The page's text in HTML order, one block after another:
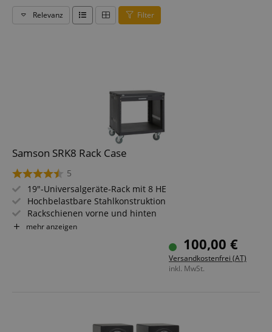
Relevanz Filter
Samson SRK8 Rack Case
5
19"-Universalgeräte-Rack mit 8 HE
Hochbelastbare Stahlkonstruktion
Rackschienen vorne und hinten
Kompatibel mit US-amerikanischen und europäischen
U.S.- und europäische Rack-Schrauben im Lieferumfang
mehr anzeigen
100,00 €
Versandkostenfrei (AT)
inkl. MwSt.